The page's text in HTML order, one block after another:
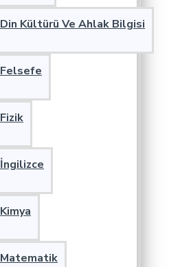
Din Kültürü Ve Ahlak Bilgisi
Felsefe
Fizik
İngilizce
Kimya
Matematik